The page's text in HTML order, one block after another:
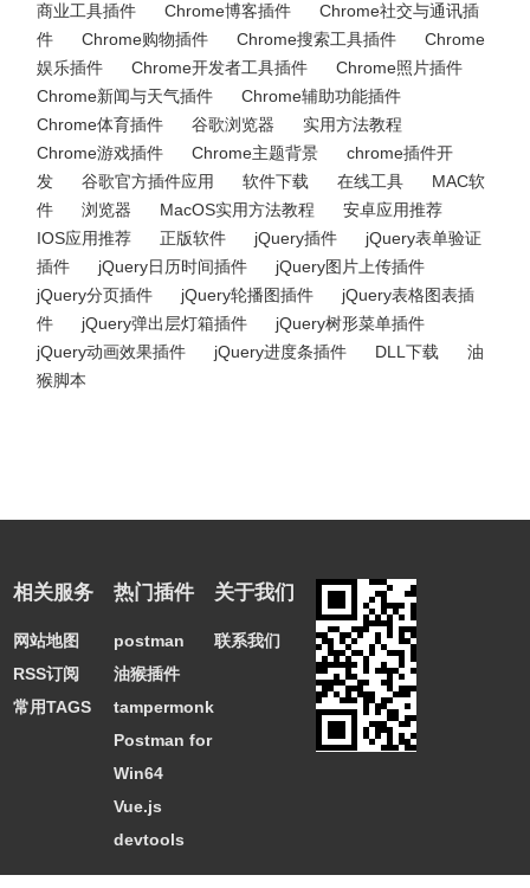
商业工具插件
Chrome博客插件
Chrome社交与通讯插
件
Chrome购物插件 Chrome搜索工具插件
Chrome
娱乐插件
Chrome开发者工具插件
Chrome照片插件
Chrome新闻与天气插件
Chrome辅助功能插件
Chrome体育插件
谷歌浏览器
实用方法教程
Chrome游戏插件
Chrome主题背景
chrome插件开
发
谷歌官方插件应用 软件下载 在线工具
MAC软
件
浏览器 MacOS实用方法教程
安卓应用推荐
IOS应用推荐
正版软件 jQuery插件
jQuery表单验证
插件
jQuery日历时间插件
jQuery图片上传插件
jQuery分页插件
jQuery轮播图插件
jQuery表格图表插
件
jQuery弹出层灯箱插件
jQuery树形菜单插件
jQuery动画效果插件
jQuery进度条插件 DLL下载
油
猴脚本
相关服务
网站地图
RSS订阅
常用TAGS
热门插件
postman
油猴插件
tampermonkey
Postman for
Win64
Vue.js
devtools
关于我们
联系我们